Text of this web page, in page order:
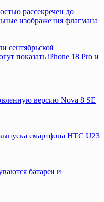
рассекречен до
изображения флагмана
сентябрьской
показать iPhone 18 Pro и
версию Nova 8 SE
смартфона HTC U23
батареи и